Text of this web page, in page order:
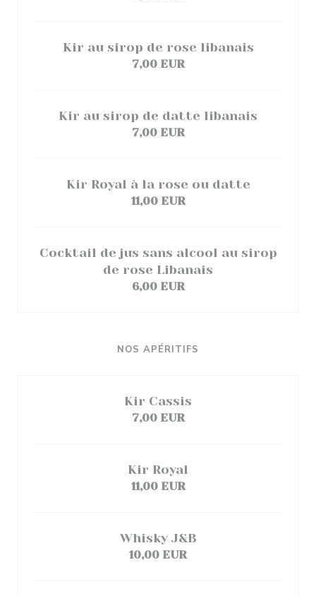
Kir au sirop de rose libanais
7,00 EUR
Kir au sirop de datte libanais
7,00 EUR
Kir Royal à la rose ou datte
11,00 EUR
Cocktail de jus sans alcool au sirop
de rose Libanais
6,00 EUR
NOS APÉRITIFS
Kir Cassis
7,00 EUR
Kir Royal
11,00 EUR
Whisky J&B
10,00 EUR